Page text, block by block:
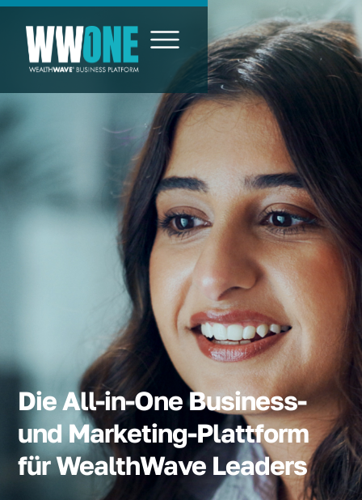
Die All-in-One Business-
und Marketing-Plattform
für WealthWave Leaders